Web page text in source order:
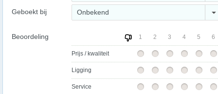
Geboekt bij Onbekend
Beoordeling 1 2 3 4 5 6
Prijs / kwaliteit
Ligging
Service